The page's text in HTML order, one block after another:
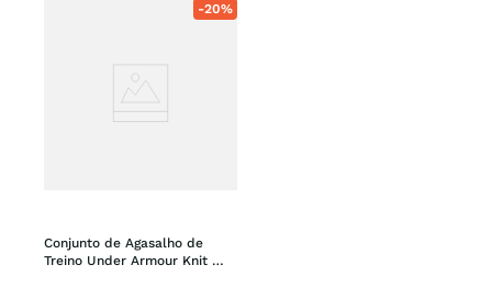
-20%
Conjunto de Agasalho de
Treino Under Armour Knit